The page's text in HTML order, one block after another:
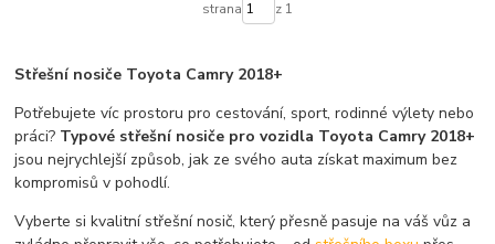
strana z 1
Střešní nosiče Toyota Camry 2018+
Potřebujete víc prostoru pro cestování, sport, rodinné výlety nebo
práci? Typové střešní nosiče pro vozidla Toyota Camry 2018+
jsou nejrychlejší způsob, jak ze svého auta získat maximum bez
kompromisů v pohodlí.
Vyberte si kvalitní střešní nosič, který přesně pasuje na váš vůz a